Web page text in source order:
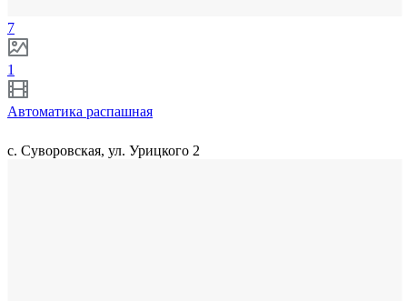
7
1
Автоматика распашная
с. Суворовская, ул. Урицкого 2